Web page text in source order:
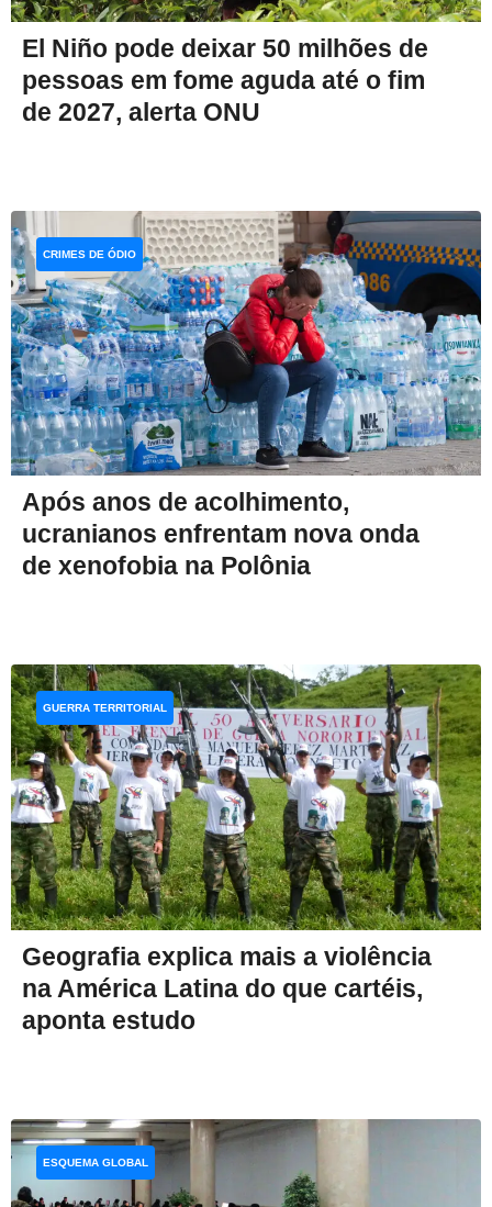
El Niño pode deixar 50 milhões de
pessoas em fome aguda até o fim
de 2027, alerta ONU
Após anos de acolhimento,
ucranianos enfrentam nova onda
de xenofobia na Polônia
CRIMES DE ÓDIO
Geografia explica mais a violência
na América Latina do que cartéis,
aponta estudo
GUERRA TERRITORIAL
ESQUEMA GLOBAL